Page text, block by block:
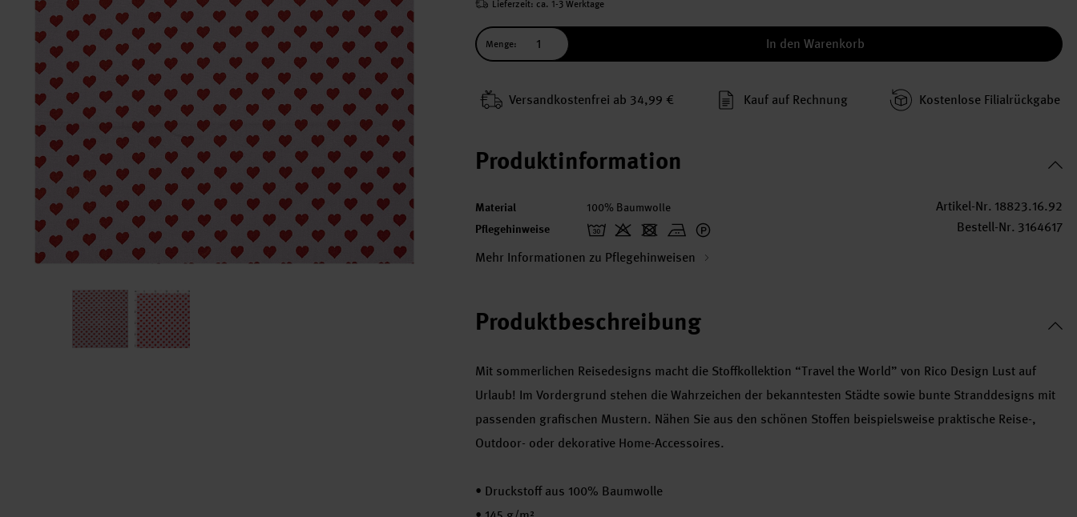
Lieferzeit: ca. 1-3 Werktage
Menge: In den Warenkorb
Versand­kosten­frei ab 34,99 € Kauf auf Rechnung Kosten­lose Filial­rückgabe
Produktinformation
Material 100% Baumwolle
Pflegehinweise
Mehr Informationen zu Pflegehinweisen
Artikel-Nr. 18823.16.92
Bestell-Nr. 3164617
Produktbeschreibung
Mit sommerlichen Reisedesigns macht die Stoffkollektion “Travel the World” von Rico Design Lust auf
Urlaub! Im Vordergrund stehen die Wahrzeichen der bekanntesten Städte sowie bunte Stranddesigns mit
passenden grafischen Mustern. Nähen Sie aus den schönen Stoffen beispielsweise praktische Reise-,
Outdoor- oder dekorative Home-Accessoires.
• Druckstoff aus 100% Baumwolle